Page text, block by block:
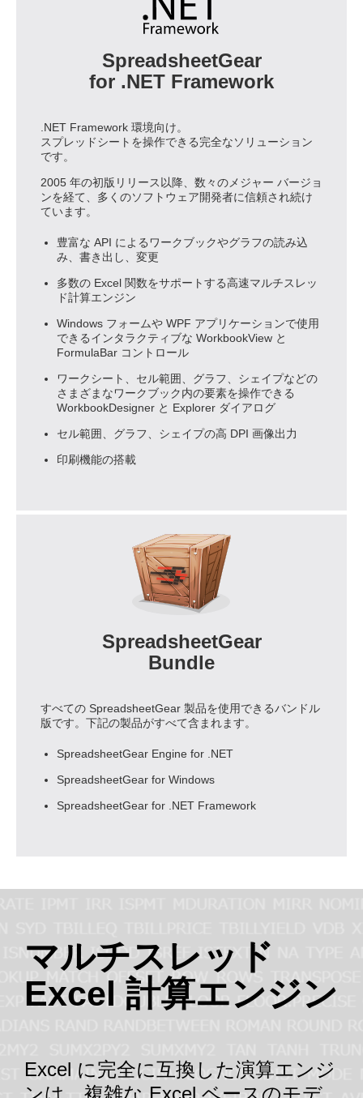
SpreadsheetGear
for .NET Framework
.NET Framework 環境向け。
スプレッドシートを操作できる完全なソリューション
です。
2005 年の初版リリース以降、数々のメジャー バージョ
ンを経て、多くのソフトウェア開発者に信頼され続け
ています。
豊富な API によるワークブックやグラフの読み込
み、書き出し、変更
多数の Excel 関数をサポートする高速マルチスレッ
ド計算エンジン
Windows フォームや WPF アプリケーションで使用
できるインタラクティブな WorkbookView と
FormulaBar コントロール
ワークシート、セル範囲、グラフ、シェイプなどの
さまざまなワークブック内の要素を操作できる
WorkbookDesigner と Explorer ダイアログ
セル範囲、グラフ、シェイプの高 DPI 画像出力
印刷機能の搭載
SpreadsheetGear
Bundle
すべての SpreadsheetGear 製品を使用できるバンドル
版です。下記の製品がすべて含まれます。
SpreadsheetGear Engine for .NET
SpreadsheetGear for Windows
SpreadsheetGear for .NET Framework
マルチスレッド
Excel 計算エンジン
Excel に完全に互換した演算エンジ
ンは、複雑な Excel ベースのモデ